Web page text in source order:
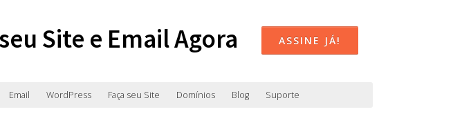
Site e Email Agora ASSINE JÁ!
Email WordPress Faça seu Site Domínios Blog Suporte